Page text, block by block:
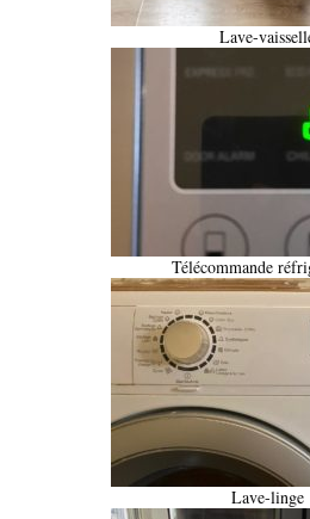
Lave-
Télécommande
Lave-linge